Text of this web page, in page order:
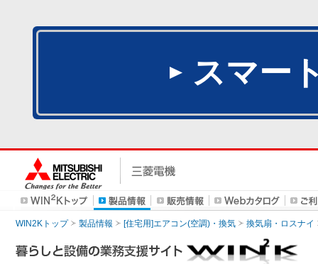
スマー
WIN2Kトップ 製品情報 [住宅用]エアコン(空調)・換気 換気扇・ロスナイ